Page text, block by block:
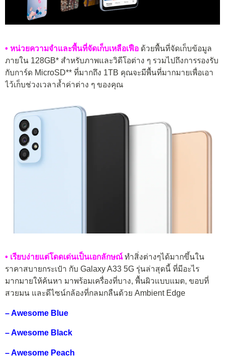
• หน่วยความจำและพื้นที่จัดเก็บเหลือเฟือ ด้วยพื้นที่จัดเก็บข้อมูล
ภายใน 128GB* สำหรับภาพและวิดีโอต่าง ๆ รวมไปถึงการรองรับ
กับการ์ด MicroSD** ที่มากถึง 1TB คุณจะมีพื้นที่มากมายเพื่อเอา
ไว้เก็บช่วงเวลาล้ำค่าต่าง ๆ ของคุณ
• เรียบง่ายแต่โดดเด่นเป็นเอกลักษณ์ ทำสิ่งต่างๆได้มากขึ้นใน
ราคาสบายกระเป๋า กับ Galaxy A33 5G รุ่นล่าสุดนี้ ที่มีอะไร
มากมายให้ค้นหา มาพร้อมเครื่องที่บาง, พื้นผิวแบบแมต, ขอบที่
สวยมน และดีไซน์กล้องที่กลมกลืนด้วย Ambient Edge
– Awesome Blue
– Awesome Black
– Awesome Peach